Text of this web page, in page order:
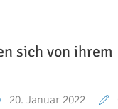
sich von
20. Januar 2022